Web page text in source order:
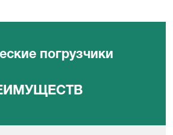
погрузчики